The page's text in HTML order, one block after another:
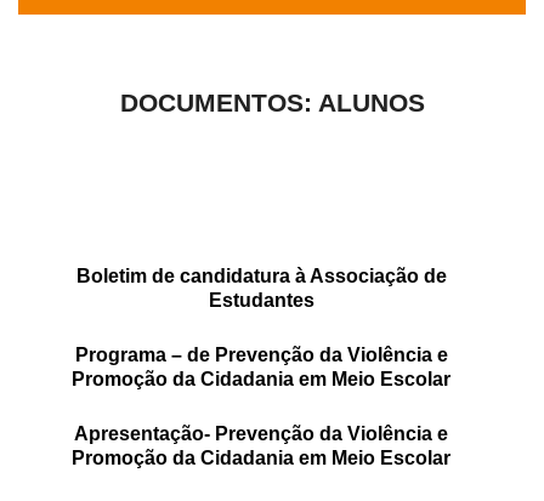
Oferta formativa
Matrículas
@parlamentodosjovens_esaq
DOCUMENTOS: ALUNOS
Boletim de candidatura à Associação de
Estudantes
Programa – de Prevenção da Violência e
Promoção da Cidadania em Meio Escolar
Apresentação- Prevenção da Violência e
Promoção da Cidadania em Meio Escolar